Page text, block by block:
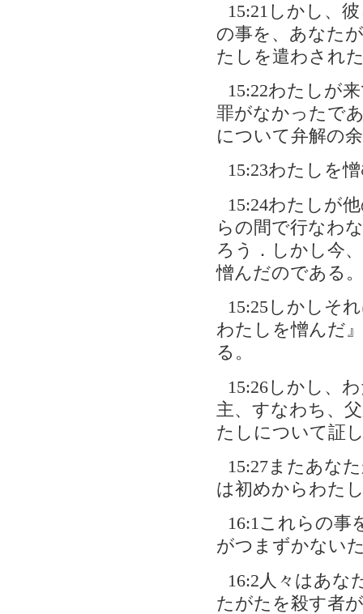
15:21しかし、
の事を、あなた
たしを遣わされ
15:22わたしが
罪がなかったで
について弁解の
15:23わたしを
15:24わたしが
らの間で行なわ
ろう．しかし今
憎んだのである。
15:25しかしそ
わたしを憎んだ
る。
15:26しかし、
主、すなわち、
たしについて証
15:27またあな
は初めからわた
16:1これらの事
がつまずかない
16:2人々はあな
たがたを殺す者